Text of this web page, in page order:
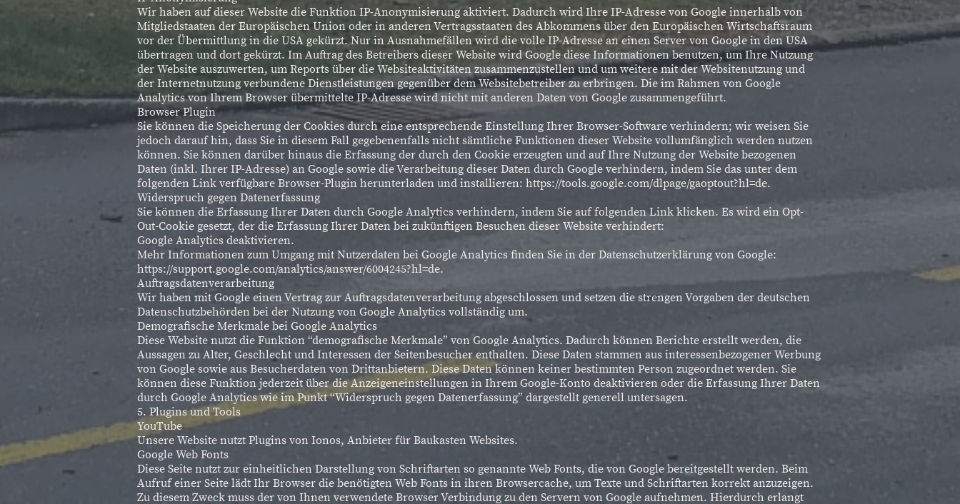
Wir haben auf dieser Website die Funktion IP-Anonymisierung aktiviert. Dadurch wird Ihre IP-Adresse von Google innerhalb von
Mitgliedstaaten der Europäischen Union oder in anderen Vertragsstaaten des Abkommens über den Europäischen Wirtschaftsraum
vor der Übermittlung in die USA gekürzt. Nur in Ausnahmefällen wird die volle IP-Adresse an einen Server von Google in den USA
übertragen und dort gekürzt. Im Auftrag des Betreibers dieser Website wird Google diese Informationen benutzen, um Ihre Nutzung
der Website auszuwerten, um Reports über die Websiteaktivitäten zusammenzustellen und um weitere mit der Websitenutzung und
der Internetnutzung verbundene Dienstleistungen gegenüber dem Websitebetreiber zu erbringen. Die im Rahmen von Google
Analytics von Ihrem Browser übermittelte IP-Adresse wird nicht mit anderen Daten von Google zusammengeführt.
Browser Plugin
Sie können die Speicherung der Cookies durch eine entsprechende Einstellung Ihrer Browser-Software verhindern; wir weisen Sie
jedoch darauf hin, dass Sie in diesem Fall gegebenenfalls nicht sämtliche Funktionen dieser Website vollumfänglich werden nutzen
können. Sie können darüber hinaus die Erfassung der durch den Cookie erzeugten und auf Ihre Nutzung der Website bezogenen
Daten (inkl. Ihrer IP-Adresse) an Google sowie die Verarbeitung dieser Daten durch Google verhindern, indem Sie das unter dem
folgenden Link verfügbare Browser-Plugin herunterladen und installieren: https://tools.google.com/dlpage/gaoptout?hl=de.
Widerspruch gegen Datenerfassung
Sie können die Erfassung Ihrer Daten durch Google Analytics verhindern, indem Sie auf folgenden Link klicken. Es wird ein Opt-
Out-Cookie gesetzt, der die Erfassung Ihrer Daten bei zukünftigen Besuchen dieser Website verhindert:
Google Analytics deaktivieren.
Mehr Informationen zum Umgang mit Nutzerdaten bei Google Analytics finden Sie in der Datenschutzerklärung von Google:
https://support.google.com/analytics/answer/6004245?hl=de.
Auftragsdatenverarbeitung
Wir haben mit Google einen Vertrag zur Auftragsdatenverarbeitung abgeschlossen und setzen die strengen Vorgaben der deutschen
Datenschutzbehörden bei der Nutzung von Google Analytics vollständig um.
Demografische Merkmale bei Google Analytics
Diese Website nutzt die Funktion “demografische Merkmale” von Google Analytics. Dadurch können Berichte erstellt werden, die
Aussagen zu Alter, Geschlecht und Interessen der Seitenbesucher enthalten. Diese Daten stammen aus interessenbezogener Werbung
von Google sowie aus Besucherdaten von Drittanbietern. Diese Daten können keiner bestimmten Person zugeordnet werden. Sie
können diese Funktion jederzeit über die Anzeigeneinstellungen in Ihrem Google-Konto deaktivieren oder die Erfassung Ihrer Daten
durch Google Analytics wie im Punkt “Widerspruch gegen Datenerfassung” dargestellt generell untersagen.
5. Plugins und Tools
YouTube
Unsere Website nutzt Plugins von Ionos, Anbieter für Baukasten Websites.
Google Web Fonts
Diese Seite nutzt zur einheitlichen Darstellung von Schriftarten so genannte Web Fonts, die von Google bereitgestellt werden. Beim
Aufruf einer Seite lädt Ihr Browser die benötigten Web Fonts in ihren Browsercache, um Texte und Schriftarten korrekt anzuzeigen.
Zu diesem Zweck muss der von Ihnen verwendete Browser Verbindung zu den Servern von Google aufnehmen. Hierdurch erlangt